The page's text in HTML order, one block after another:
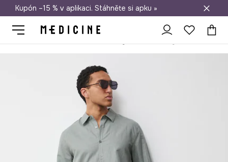
Doprava zdarma při nákupu nad 1 200 Kč
Kupón –15 % v aplikaci. Stáhněte si apku »